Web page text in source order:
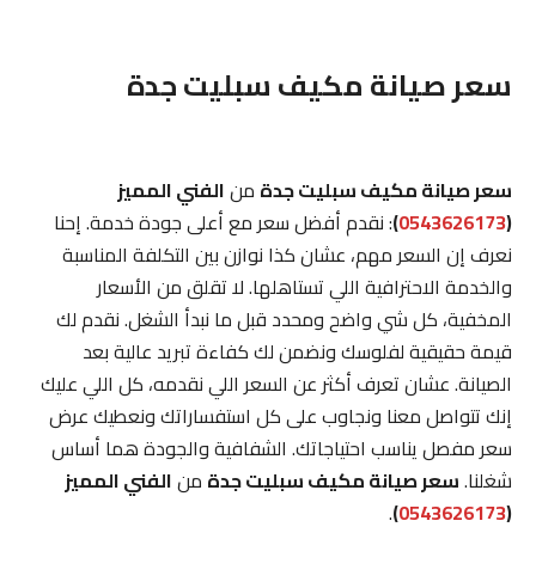
سعر صيانة مكيف سبليت جدة
سعر صيانة مكيف سبليت جدةمنالفني المميز
0543626173
): نقدم أفضل سعر مع أعلى جودة خدمة. إحنا
نعرف إن السعر مهم، عشان كذا نوازن بين التكلفة المناسبة
والخدمة الاحترافية اللي تستاهلها. لا تقلق من الأسعار
المخفية، كل شي واضح ومحدد قبل ما نبدأ الشغل. نقدم لك
قيمة حقيقية لفلوسك ونضمن لك كفاءة تبريد عالية بعد
الصيانة. عشان تعرف أكثر عن السعر اللي نقدمه، كل اللي عليك
إنك تتواصل معنا ونجاوب على كل استفساراتك ونعطيك عرض
سعر مفصل يناسب احتياجاتك. الشفافية والجودة هما أساس
شغلنا.سعر صيانة مكيف سبليت جدةمنالفني المميز
0543626173
)
.